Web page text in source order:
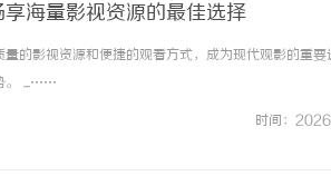
海量影视资源的最佳选择
的影视资源和便捷的观看方式，成为现代观影的重
。 ...……
时间：